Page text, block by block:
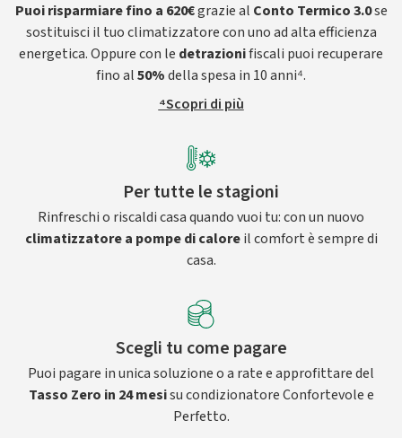
Puoi risparmiare fino a 620€grazie al Conto Termico 3.0se
sostituisci il tuo climatizzatore con uno ad alta efficienza
energetica. Oppure con le detrazionifiscali puoi recuperare
fino al50%della spesa in 10 anni⁴.
⁴Scopri di più
Per tutte le stagioni
Rinfreschi o riscaldi casa quando vuoi tu: con un nuovo
climatizzatore a pompe di caloreil comfort è sempre di
casa.
Scegli tu come pagare
Puoi pagare in unica soluzione o a rate e approfittare del
Tasso Zero in 24 mesisu condizionatore Confortevole e
Perfetto.